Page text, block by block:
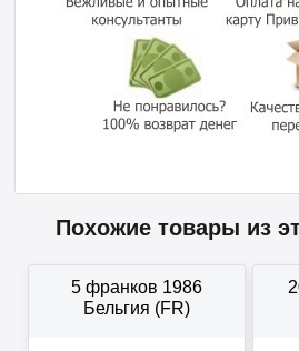
Похожие товары из
5 франков 1986
Бельгия (FR)